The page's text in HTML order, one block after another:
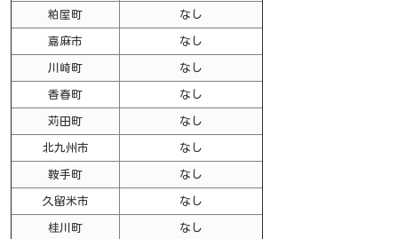
粕屋町 なし
嘉麻市 なし
川崎町 なし
香春町 なし
苅田町 なし
北九州市 なし
鞍手町 なし
久留米市 なし
桂川町 なし